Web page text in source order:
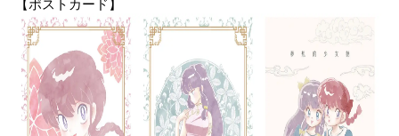
【ポストカード】